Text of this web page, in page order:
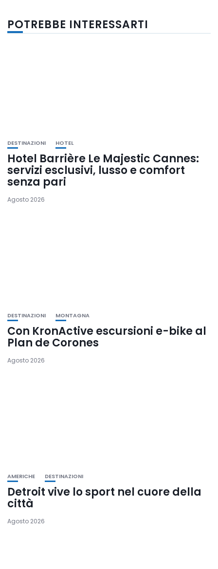
POTREBBE INTERESSARTI
DESTINAZIONI HOTEL
Hotel Barrière Le Majestic Cannes:
servizi esclusivi, lusso e comfort
senza pari
Agosto 2026
DESTINAZIONI MONTAGNA
Con KronActive escursioni e-bike al
Plan de Corones
Agosto 2026
AMERICHE DESTINAZIONI
Detroit vive lo sport nel cuore della
città
Agosto 2026